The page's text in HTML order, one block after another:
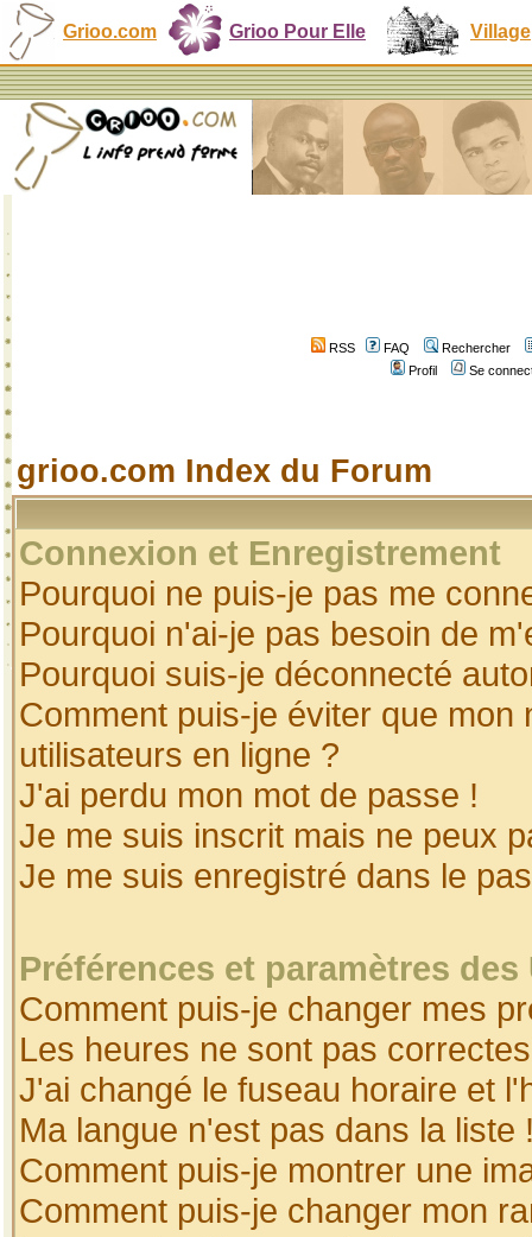
Grioo.com Grioo Pour Elle Village
RSS FAQ
Rechercher
Profil
Se
grioo.com Index du Forum
Connexion et Enregistrement
Pourquoi ne puis-je pas me
Pourquoi n'ai-je pas besoin de
Pourquoi suis-je déconnecté
Comment puis-je éviter que
utilisateurs en ligne ?
J'ai perdu mon mot de passe !
Je me suis inscrit mais ne peux
Je me suis enregistré dans le
Préférences et paramètres
Comment puis-je changer mes
Les heures ne sont pas
J'ai changé le fuseau horaire et
Ma langue n'est pas dans la liste
Comment puis-je montrer une
Comment puis-je changer mon